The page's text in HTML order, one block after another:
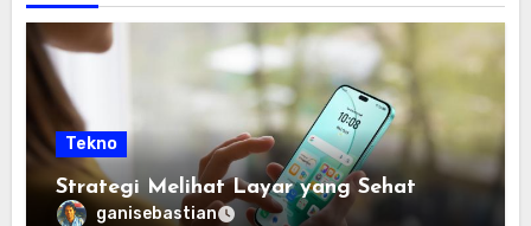
Tekno
Strategi Melihat Layar yang Sehat
ganisebastian